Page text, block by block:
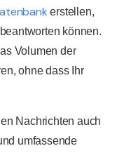
erstellen,
können.
Volumen der
ohne dass Ihr
Nachrichten auch
umfassende